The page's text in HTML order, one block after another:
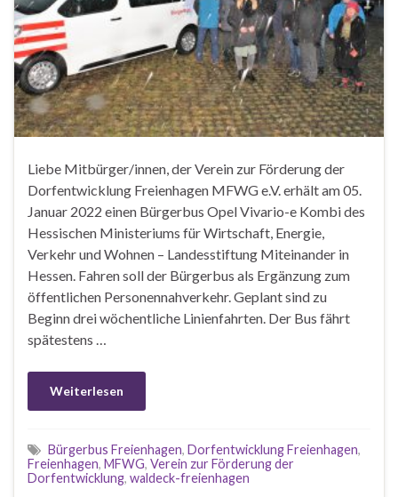
Liebe Mitbürger/innen, der Verein zur Förderung der
Dorfentwicklung Freienhagen MFWG e.V. erhält am 05.
Januar 2022 einen Bürgerbus Opel Vivario-e Kombi des
Hessischen Ministeriums für Wirtschaft, Energie,
Verkehr und Wohnen – Landesstiftung Miteinander in
Hessen. Fahren soll der Bürgerbus als Ergänzung zum
öffentlichen Personennahverkehr. Geplant sind zu
Beginn drei wöchentliche Linienfahrten. Der Bus fährt
spätestens …
Weiterlesen
Bürgerbus Freienhagen, Dorfentwicklung Freienhagen,
Freienhagen, MFWG, Verein zur Förderung der
Dorfentwicklung, waldeck-freienhagen